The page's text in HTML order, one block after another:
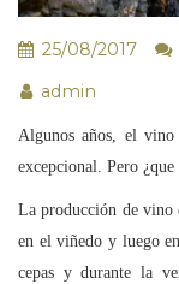
25/08/2017
admin
Algunos años, el vino
excepcional. Pero
La producción de vino
en el viñedo y luego
cepas y durante la